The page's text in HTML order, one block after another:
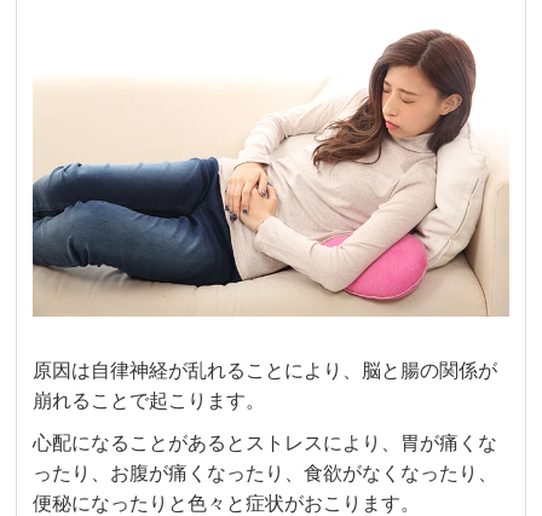
原因は自律神経が乱れることにより、脳と腸の関係が
崩れることで起こります。
心配になることがあるとストレスにより、胃が痛くな
ったり、お腹が痛くなったり、食欲がなくなったり、
便秘になったりと色々と症状がおこります。